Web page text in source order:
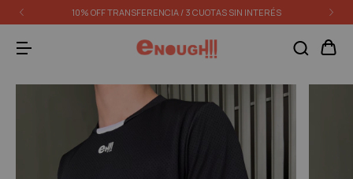
10% OFF TRANSFERENCIA / 3 CUOTAS SIN INTERÉS